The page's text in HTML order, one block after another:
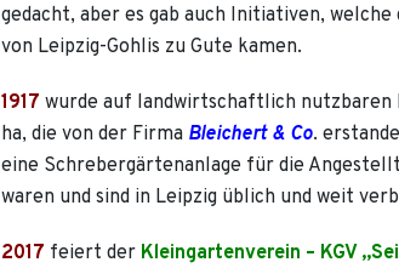
gedacht, aber es gab auch Initiativen,
von Leipzig-Gohlis zu Gute kamen.
1917 wurde auf landwirtschaftlich nutzbaren
ha, die von der Firma Bleichert & Co.
eine Schrebergärtenanlage für die
waren und sind in Leipzig üblich und weit
2017 feiert der Kleingartenverein – KGV